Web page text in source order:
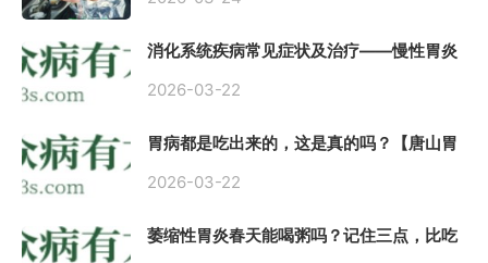
消化系统疾病常见症状及治疗——慢性胃炎
2026-03-22
胃病都是吃出来的，这是真的吗？【唐山胃
2026-03-22
萎缩性胃炎春天能喝粥吗？记住三点，比吃